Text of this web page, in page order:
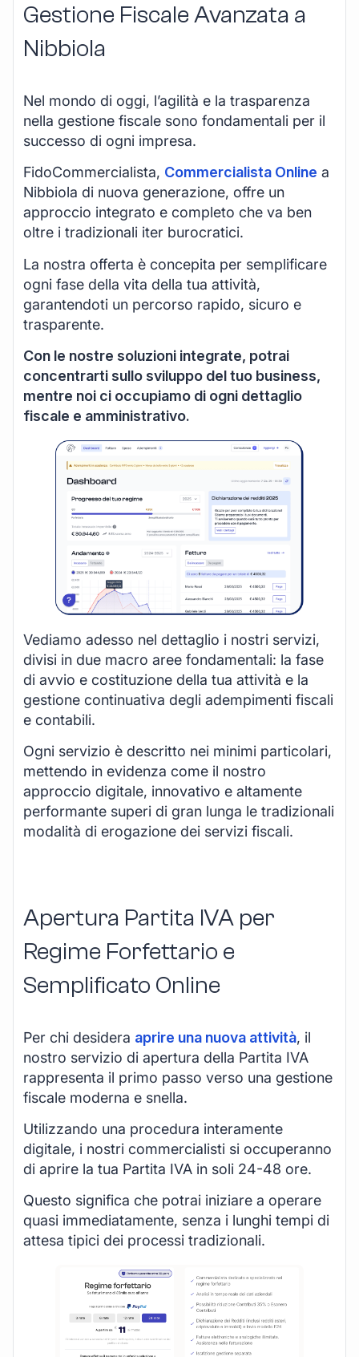
Gestione Fiscale Avanzata a
Nibbiola
Nel mondo di oggi, l’agilità e la trasparenza
nella gestione fiscale sono fondamentali per il
successo di ogni impresa.
FidoCommercialista, Commercialista Online a
Nibbiola di nuova generazione, offre un
approccio integrato e completo che va ben
oltre i tradizionali iter burocratici.
La nostra offerta è concepita per semplificare
ogni fase della vita della tua attività,
garantendoti un percorso rapido, sicuro e
trasparente.
Con le nostre soluzioni integrate, potrai
concentrarti sullo sviluppo del tuo business,
mentre noi ci occupiamo di ogni dettaglio
fiscale e amministrativo.
Vediamo adesso nel dettaglio i nostri servizi,
divisi in due macro aree fondamentali: la fase
di avvio e costituzione della tua attività e la
gestione continuativa degli adempimenti fiscali
e contabili.
Ogni servizio è descritto nei minimi particolari,
mettendo in evidenza come il nostro
approccio digitale, innovativo e altamente
performante superi di gran lunga le tradizionali
modalità di erogazione dei servizi fiscali.
Apertura Partita IVA per
Regime Forfettario e
Semplificato Online
Per chi desidera aprire una nuova attività, il
nostro servizio di apertura della Partita IVA
rappresenta il primo passo verso una gestione
fiscale moderna e snella.
Utilizzando una procedura interamente
digitale, i nostri commercialisti si occuperanno
di aprire la tua Partita IVA in soli 24-48 ore.
Questo significa che potrai iniziare a operare
quasi immediatamente, senza i lunghi tempi di
attesa tipici dei processi tradizionali.